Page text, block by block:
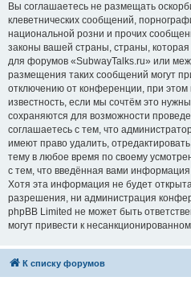
Вы соглашаетесь не размещать
клеветнических сообщений,
национальной розни и прочих
законы вашей страны, страны, которая
для форумов «SubwayTalks.ru» или
размещения таких сообщений могут
отключению от конференции, при
известность, если мы сочтём это
сохраняются для возможности
соглашаетесь с тем, что
имеют право удалить,
тему в любое время по своему
с тем, что введённая вами
Хотя эта информация не будет
разрешения, ни администрация
phpBB Limited не может быть
могут привести к
К списку форумов